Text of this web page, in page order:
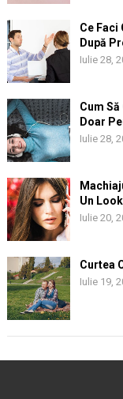
Ce Faci
După
Iulie 28,
Cum
Doar
Iulie 28,
Un
Iulie 20,
Curtea
Iulie 19,